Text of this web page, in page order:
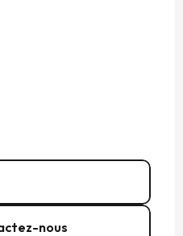
nous